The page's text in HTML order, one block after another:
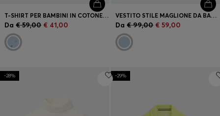
T-SHIRT PER BAMBINI IN COTONE ELASTICIZZATO CON MONOGRAMMI DOUBLE B
Da € 59,00 € 41,00
VESTITO STILE MAGLIONE DA BAMBINA CON MONOGRAMMA DOUBLE B RICAMATO
Da € 99,00 € 59,00
-28% -29%